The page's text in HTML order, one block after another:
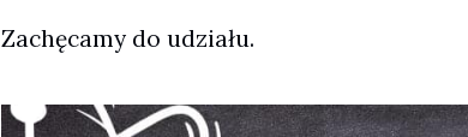
Zachęcamy do udziału.